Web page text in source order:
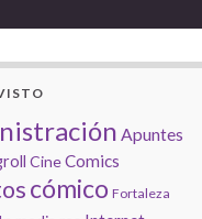
Apuntes
Cine Comics
cómico Fortaleza